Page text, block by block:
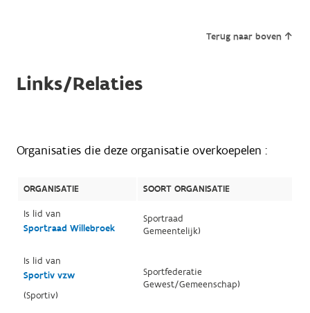
Terug naar boven
Links/Relaties
Organisaties die deze organisatie overkoepelen :
ORGANISATIE
SOORT ORGANISATIE
Is lid van
Sportraad Willebroek
Sportraad
Gemeentelijk)
Is lid van
Sportiv vzw
(Sportiv)
Sportfederatie
Gewest/Gemeenschap)